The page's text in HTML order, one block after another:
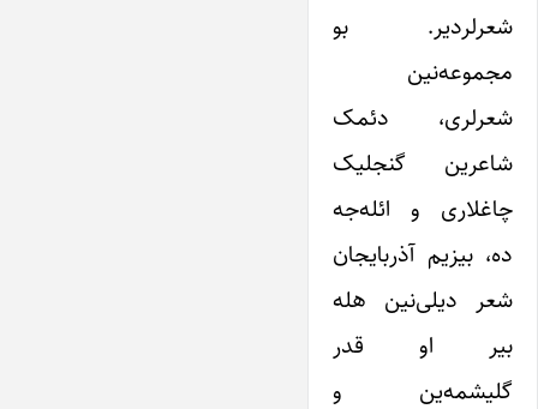
شعرلردیر. بو
مجموعه‌نین
شعرلری، دئمک
شاعرین گنجلیک
چاغلاری و ائله‌جه
ده، بیزیم آذربایجان
شعر دیلی‌نین هله
بیر او قدر
گلیشمه‌ین و